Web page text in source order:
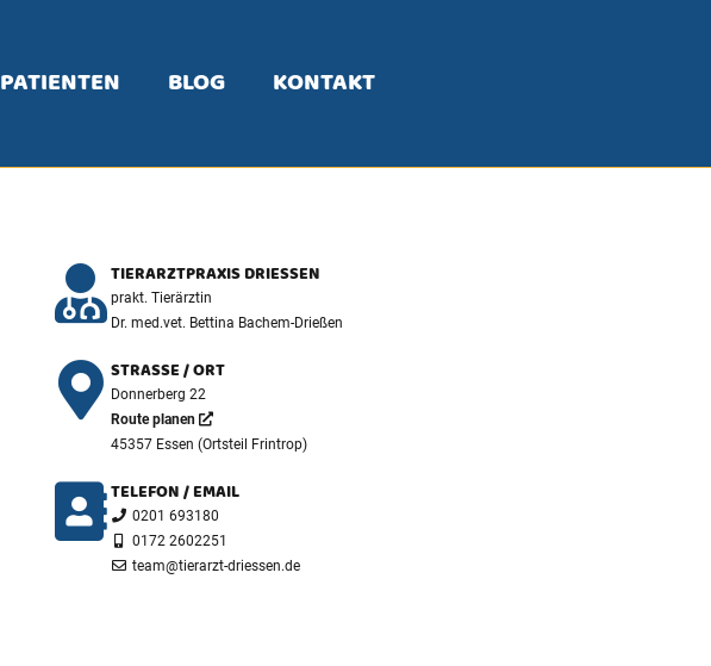
PATIENTEN BLOG KONTAKT
TIERARZTPRAXIS DRIESSEN
prakt. Tierärztin
Dr. med.vet. Bettina Bachem-Drießen
STRASSE / ORT
Donnerberg 22
Route planen
45357 Essen (Ortsteil Frintrop)
TELEFON / EMAIL
0201 693180
0172 2602251
team@tierarzt-driessen.de